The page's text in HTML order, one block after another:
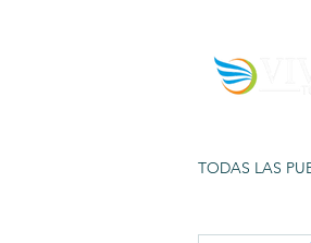
TODAS LAS